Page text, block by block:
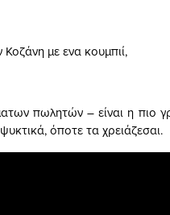
Κοζάνη με ενα κουμπιί,
πωλητών – είναι η πιο
όποτε τα χρειάζεσαι.